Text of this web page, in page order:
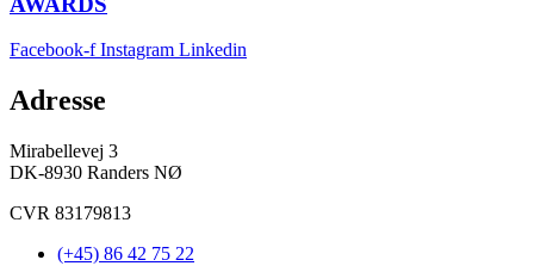
Facebook-f Instagram Linkedin
Adresse
Mirabellevej 3
DK-8930 Randers NØ
CVR 83179813
(+45) 86 42 75 22